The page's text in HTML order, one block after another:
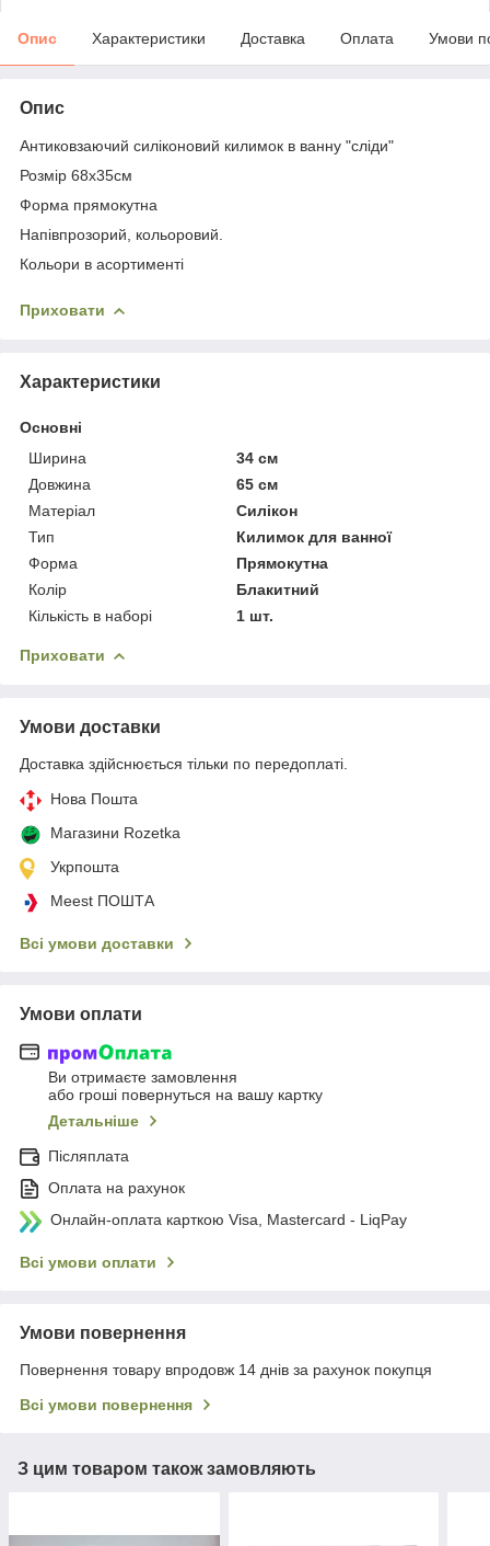
Опис Характеристики Доставка Оплата Умови
Опис
Антиковзаючий силіконовий килимок в ванну "сліди"
Розмір 68х35см
Форма прямокутна
Напівпрозорий, кольоровий.
Кольори в асортименті
Приховати
Характеристики
Основні
Ширина
34 см
Довжина
65 см
Матеріал
Силікон
Тип
Килимок для ванної
Форма
Прямокутна
Колір
Блакитний
Кількість в наборі
1 шт.
Приховати
Умови доставки
Доставка здійснюється тільки по передоплаті.
Нова Пошта
Магазини Rozetka
Укрпошта
Meest ПОШТА
Всі умови доставки
Умови оплати
Ви отримаєте замовлення
або гроші повернуться на вашу картку
Детальніше
Післяплата
Оплата на рахунок
Онлайн-оплата карткою Visa, Mastercard - LiqPay
Всі умови оплати
Умови повернення
Повернення товару впродовж 14 днів за рахунок покупця
Всі умови повернення
З цим товаром також замовляють